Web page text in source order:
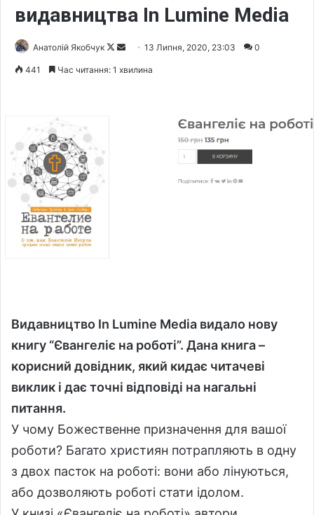
видавництва In Lumine Media
Анатолій Якобчук
F
13 Липня, 2020, 23:03 0
441 Час читання: 1 хвилина
Видавництво In Lumine Media видало нову
книгу “Євангеліє на роботі”. Дана книга –
корисний довідник, який кидає читачеві
виклик і дає точні відповіді на нагальні
питання.
У чому Божественне призначення для вашої
роботи? Багато християн потрапляють в одну
з двох пасток на роботі: вони або лінуються,
або дозволяють роботі стати ідолом.